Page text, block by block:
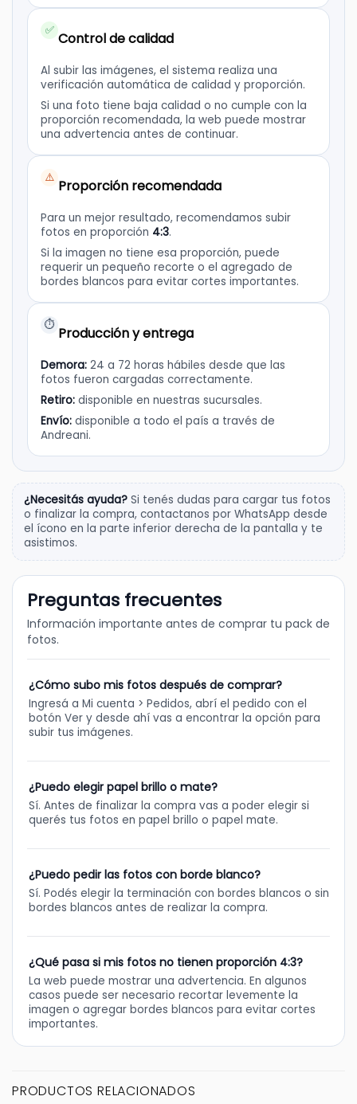
✅ Control de calidad
Al subir las imágenes, el sistema realiza una
verificación automática de calidad y proporción.
Si una foto tiene baja calidad o no cumple con la
proporción recomendada, la web puede mostrar
una advertencia antes de continuar.
⚠️ Proporción recomendada
Para un mejor resultado, recomendamos subir
fotos en proporción 4:3.
Si la imagen no tiene esa proporción, puede
requerir un pequeño recorte o el agregado de
bordes blancos para evitar cortes importantes.
⏱️ Producción y entrega
Demora: 24 a 72 horas hábiles desde que las
fotos fueron cargadas correctamente.
Retiro: disponible en nuestras sucursales.
Envío: disponible a todo el país a través de
Andreani.
¿Necesitás ayuda? Si tenés dudas para cargar tus fotos
o finalizar la compra, contactanos por WhatsApp desde
el ícono en la parte inferior derecha de la pantalla y te
asistimos.
Preguntas frecuentes
Información importante antes de comprar tu pack de
fotos.
¿Cómo subo mis fotos después de comprar?
Ingresá a Mi cuenta > Pedidos, abrí el pedido con el
botón Ver y desde ahí vas a encontrar la opción para
subir tus imágenes.
¿Puedo elegir papel brillo o mate?
Sí. Antes de finalizar la compra vas a poder elegir si
querés tus fotos en papel brillo o papel mate.
¿Puedo pedir las fotos con borde blanco?
Sí. Podés elegir la terminación con bordes blancos o sin
bordes blancos antes de realizar la compra.
¿Qué pasa si mis fotos no tienen proporción 4:3?
La web puede mostrar una advertencia. En algunos
casos puede ser necesario recortar levemente la
imagen o agregar bordes blancos para evitar cortes
importantes.
PRODUCTOS RELACIONADOS